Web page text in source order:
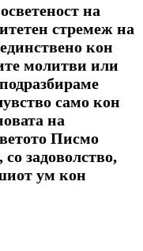
на
стремеж на
кон
молитви или
само кон
на
Писмо
задоволство,
ум кон